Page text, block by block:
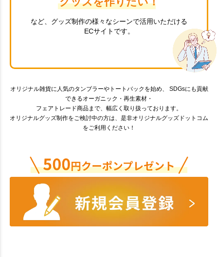
など、グッズ制作の様々なシーンで活用いただける
ECサイトです。
オリジナル雑貨に人気のタンブラーやトートバックを始め、 SDGsにも貢献
できるオーガニック・再生素材・
フェアトレード商品まで、幅広く取り扱っております。
オリジナルグッズ制作をご検討中の方は、是非オリジナルグッズドットコム
をご利用ください！